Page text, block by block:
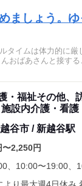
ましょう。
タイムは体力的に厳
おばあさんと接す
・福祉その他、
設内介護・看護
谷市 / 新越谷駅
2,250円
、10:00〜19:00、